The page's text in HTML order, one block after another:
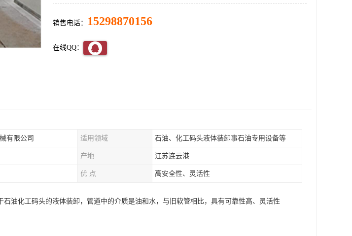
销售电话： 15298870156
在线QQ：
有限公司 适用领域 石油、化工码头液体装卸事石油专用设备等
产地 江苏连云港
优 点 高安全性、灵活性
油化工码头的液体装卸，管道中的介质是油和水，与旧软管相比，具有可靠性高、灵活性